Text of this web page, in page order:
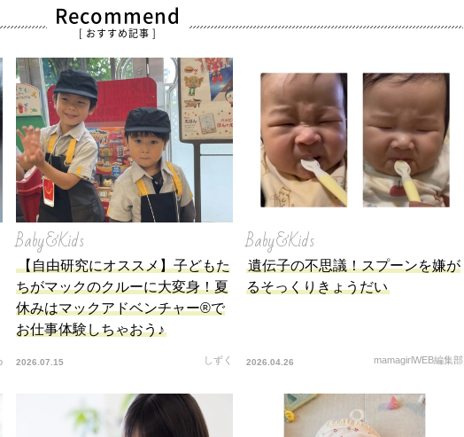
Recommend
[ おすすめ記事 ]
Baby&Kids
【自由研究にオススメ】子どもた
ちがマックのクルーに大変身！夏
休みはマックアドベンチャー®で
お仕事体験しちゃおう♪
2026.07.15 しずく
Baby&Kids
遺伝子の不思議！スプーンを嫌が
るそっくりきょうだい
2026.04.26 mamagirlWEB編集部